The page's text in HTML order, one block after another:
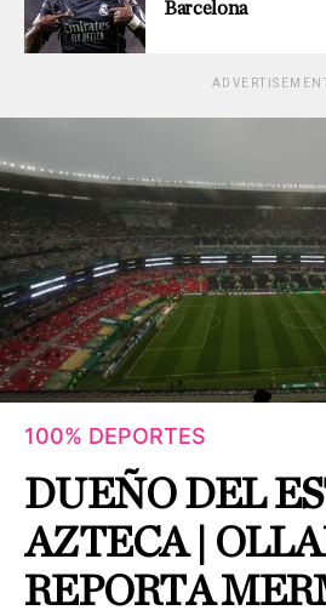
Barcelona
100% DEPORTES
DUEÑO DEL
AZTECA |
REPORTA